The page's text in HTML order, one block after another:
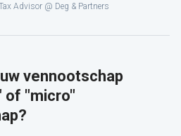
Advisor @ Deg & Partners
vennootschap
of "micro"